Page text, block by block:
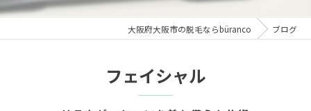
大阪府大阪市の脱毛ならbüranco ブログ
フェイシャル